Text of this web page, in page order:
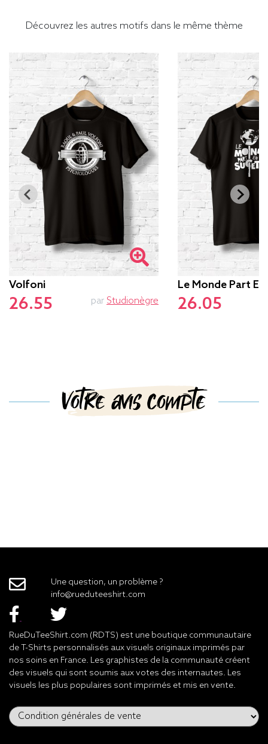
Découvrez les autres motifs dans le même thème
Volfoni
26.55 par Studionègre
Le Monde Part
26.05
Votre avis compte
Une question, un problème ?
info@rueduteeshirt.com
RueDuTeeShirt.com (RDTS) est une boutique communautaire
de T-Shirts personnalisés aux visuels originaux imprimés par
nos soins en France. Les graphistes de la communauté créent
des visuels qui sont soumis aux votes des internautes. Les
visuels les plus populaires sont imprimés et mis en vente.